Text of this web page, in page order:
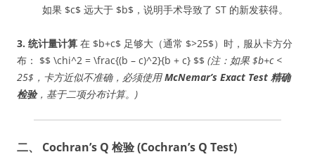
如果 $c$ 远大于 $b$，说明手术导致了 ST 的新发获得。
3. 统计量计算 在 $b+c$ 足够大（通常 $>25$）时，服从卡方分
布： $$ \chi^2 = \frac{(b – c)^2}{b + c} $$ (注：如果 $b+c <
25$，卡方近似不准确，必须使用McNemar’s Exact Test 精确
检验，基于二项分布计算。)
二、 Cochran’s Q 检验 (Cochran’s Q Test)